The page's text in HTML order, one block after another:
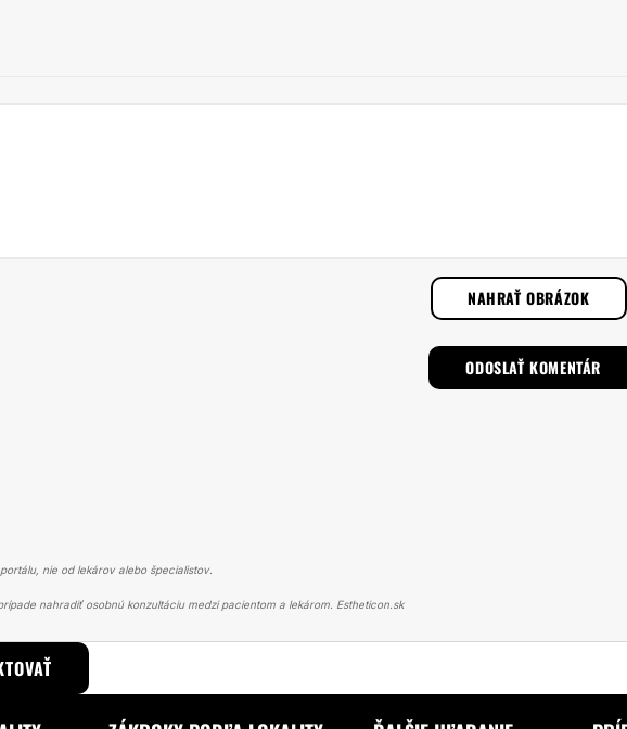
NAHRAŤ OBRÁZOK
nie od lekárov alebo špecialistov.
nahradiť osobnú konzultáciu medzi pacientom a lekárom. Estheticon.sk
GYNEKOMASTIA